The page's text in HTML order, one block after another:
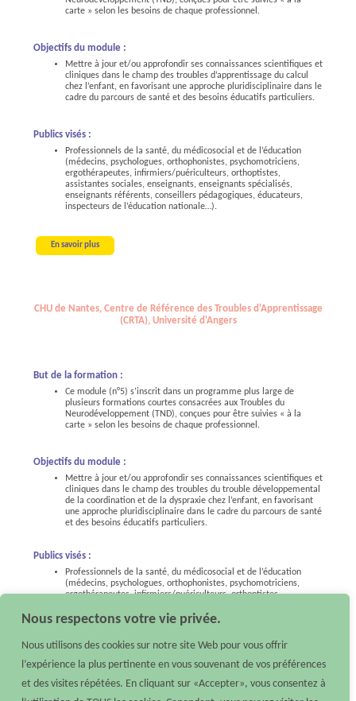
Nous respectons votre vie privée.
Nous utilisons des cookies sur notre site Web pour vous offrir
l’expérience la plus pertinente en vous souvenant de vos préférences
et des visites répétées. En cliquant sur «Accepter», vous consentez à
carte » selon les besoins de chaque professionnel.
Objectifs du module :
Mettre à jour et/ou approfondir ses connaissances scientifiques et
cliniques dans le champ des troubles d’apprentissage du calcul
chez l’enfant, en favorisant une approche pluridisciplinaire dans le
cadre du parcours de santé et des besoins éducatifs particuliers.
Publics visés :
Professionnels de la santé, du médicosocial et de l’éducation
(médecins, psychologues, orthophonistes, psychomotriciens,
ergothérapeutes, infirmiers/puériculteurs, orthoptistes,
assistantes sociales, enseignants, enseignants spécialisés,
enseignants référents, conseillers pédagogiques, éducateurs,
inspecteurs de l’éducation nationale…).
En savoir plus
CHU de Nantes, Centre de Référence des Troubles d'Apprentissage
(CRTA), Université d'Angers
But de la formation :
Ce module (n°5) s’inscrit dans un programme plus large de
plusieurs formations courtes consacrées aux Troubles du
Neurodéveloppement (TND), conçues pour être suivies « à la
carte » selon les besoins de chaque professionnel.
Objectifs du module :
Mettre à jour et/ou approfondir ses connaissances scientifiques et
cliniques dans le champ des troubles du trouble développemental
de la coordination et de la dyspraxie chez l’enfant, en favorisant
une approche pluridisciplinaire dans le cadre du parcours de santé
et des besoins éducatifs particuliers.
Publics visés :
Professionnels de la santé, du médicosocial et de l’éducation
(médecins, psychologues, orthophonistes, psychomotriciens,
ergothérapeutes, infirmiers/puériculteurs, orthoptistes,
enseignants référents, conseillers pédagogiques, éducateurs,
inspecteurs de l’éducation nationale…).
En savoir plus